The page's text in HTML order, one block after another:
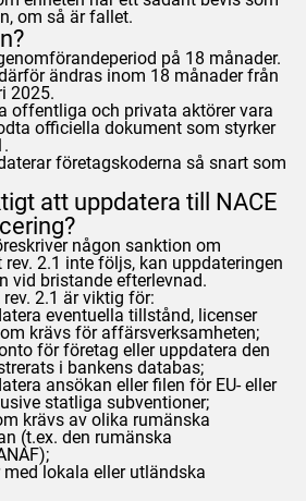
om så är fallet.
på 18 månader.
ändras inom 18 månader från
2025.
offentliga och privata aktörer vara
officiella dokument som styrker
företagskoderna så snart som
att uppdatera till NACE
någon sanktion om
2.1 inte följs, kan uppdateringen
vid bristande efterlevnad.
2.1 är viktig för:
eventuella tillstånd, licenser
krävs för affärsverksamheten;
för företag eller uppdatera den
i bankens databas;
ansökan eller filen för EU- eller
statliga subventioner;
krävs av olika rumänska
(t.ex. den rumänska
);
lokala eller utländska